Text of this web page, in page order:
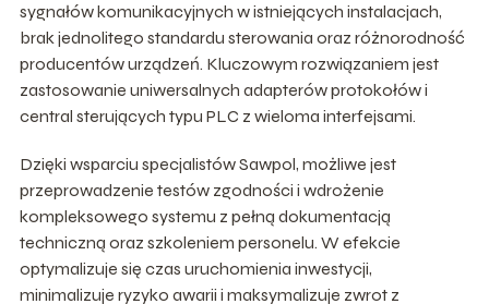
sygnałów komunikacyjnych w istniejących instalacjach,
brak jednolitego standardu sterowania oraz różnorodność
producentów urządzeń. Kluczowym rozwiązaniem jest
zastosowanie uniwersalnych adapterów protokołów i
central sterujących typu PLC z wieloma interfejsami.
Dzięki wsparciu specjalistów Sawpol, możliwe jest
przeprowadzenie testów zgodności i wdrożenie
kompleksowego systemu z pełną dokumentacją
techniczną oraz szkoleniem personelu. W efekcie
optymalizuje się czas uruchomienia inwestycji,
minimalizuje ryzyko awarii i maksymalizuje zwrot z